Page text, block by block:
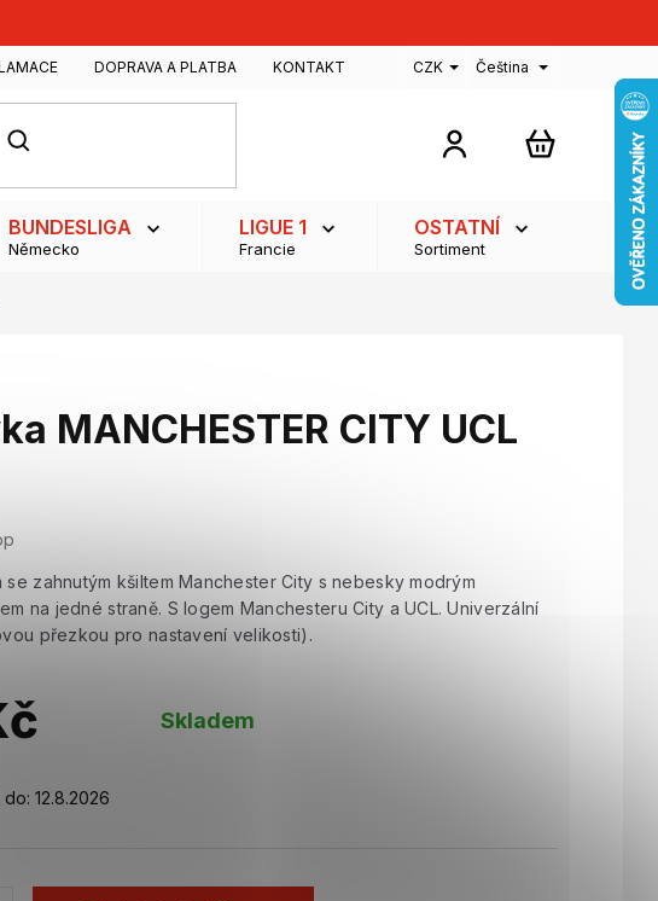
DOPRAVA A PLATBA KONTAKT CZK Čeština
HLEDAT
NÁKUPNÍ
BUNDESLIGA
Německo
LIGUE 1
Francie
OSTATNÍ
Sortiment
MANCHESTER CITY UCL
zahnutým kšiltem Manchester City s nebesky modrým
na jedné straně. S logem Manchesteru City a UCL. Univerzální
přezkou pro nastavení velikosti).
Skladem
do: 12.8.2026